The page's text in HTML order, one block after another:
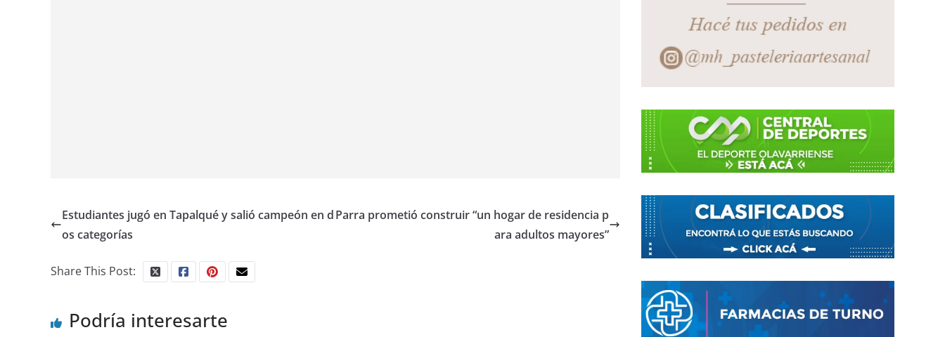
Estudiantes jugó en Tapalqué y salió campeón en d
os categorías
Parra prometió construir “un hogar de residencia p
ara adultos mayores”
Share This Post:
Podría interesarte